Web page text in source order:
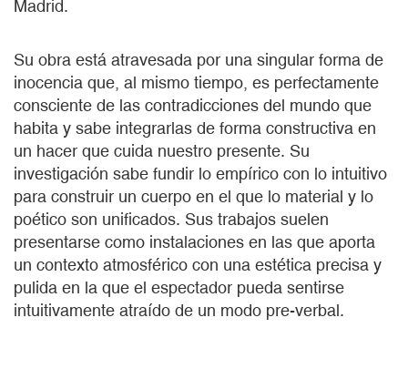
Madrid.
Su obra está atravesada por una singular forma de
inocencia que, al mismo tiempo, es perfectamente
consciente de las contradicciones del mundo que
habita y sabe integrarlas de forma constructiva en
un hacer que cuida nuestro presente. Su
investigación sabe fundir lo empírico con lo intuitivo
para construir un cuerpo en el que lo material y lo
poético son unificados. Sus trabajos suelen
presentarse como instalaciones en las que aporta
un contexto atmosférico con una estética precisa y
pulida en la que el espectador pueda sentirse
intuitivamente atraído de un modo pre-verbal.